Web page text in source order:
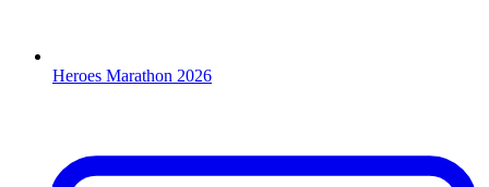
Heroes Marathon 2026